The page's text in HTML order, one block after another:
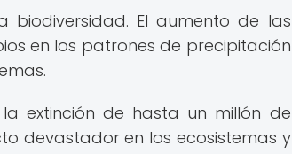
biodiversidad. El aumento de las
en los patrones de precipitación
extinción de hasta un millón de
devastador en los ecosistemas y